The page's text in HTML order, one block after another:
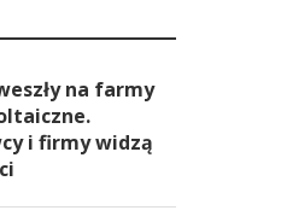
na farmy
i firmy widzą